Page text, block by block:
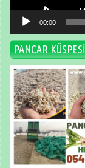
00:00
PANCAR